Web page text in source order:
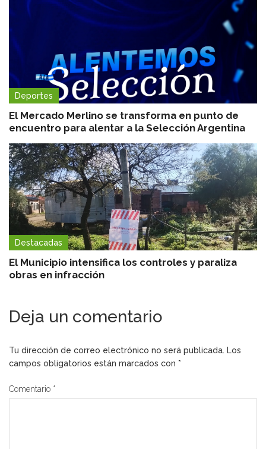
Deportes
El Mercado Merlino se transforma en punto de
encuentro para alentar a la Selección Argentina
Destacadas
El Municipio intensifica los controles y paraliza
obras en infracción
Deja un comentario
Tu dirección de correo electrónico no será publicada. Los
campos obligatorios están marcados con *
Comentario *